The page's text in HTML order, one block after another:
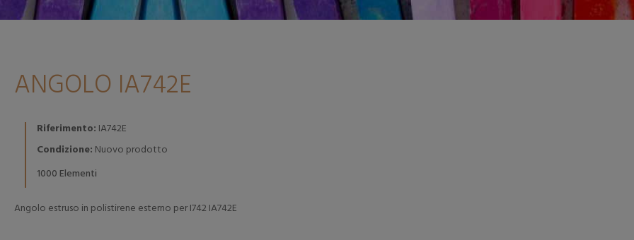
ANGOLO IA742E
Riferimento: IA742E
Condizione: Nuovo prodotto
1000 Elementi
Angolo estruso in polistirene esterno per I742 IA742E